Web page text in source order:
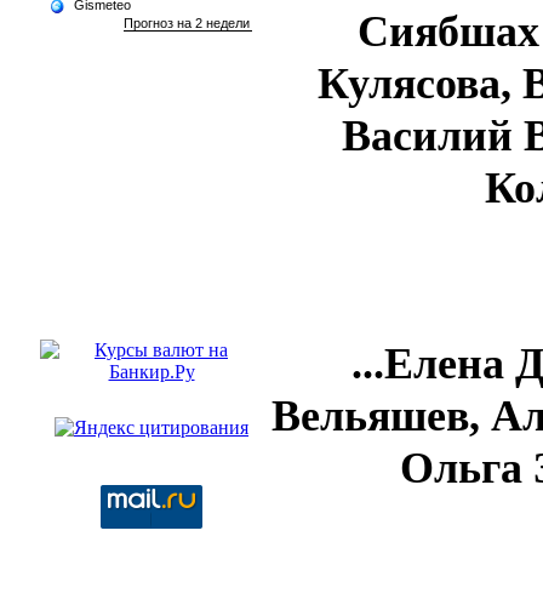
Кулясова,
Василий
...Елена
Вельяшев,
Ольга